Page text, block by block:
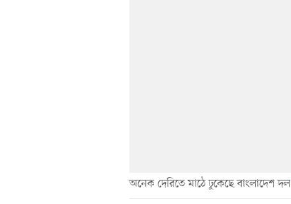
অনেক দেরিতে মাঠে ঢুকেছে বাংলাদেশ দল